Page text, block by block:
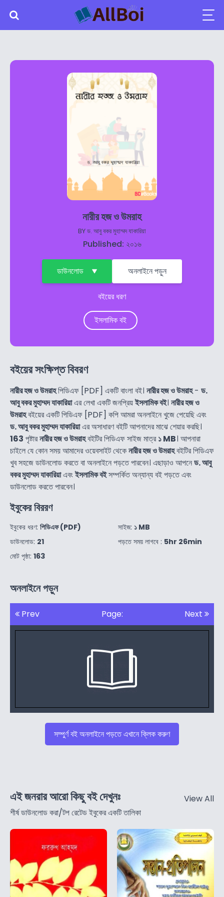
নারীর হজ ও উমরাহ
BYড. আবু বকর মুহাম্মদ যাকারিয়া
Published: ২০১৬
ডাউনলোড অনলাইনে পড়ুন
বইয়ের ধরণ
ইসলামিক বই
বইয়ের সংক্ষিপ্ত বিবরণ
নারীর হজ ও উমরাহপিডিএফ [PDF] একটি বাংলা বই। নারীর হজ ও উমরাহ- ড.
আবু বকর মুহাম্মদ যাকারিয়াএর লেখা একটি জনপ্রিয়ইসলামিক বই। নারীর হজ ও
উমরাহবইয়ের একটি পিডিএফ [PDF] কপি আমরা অনলাইনে খুজে পেয়েছি এবং
ড. আবু বকর মুহাম্মদ যাকারিয়াএর অসাধারণ বইটি আপনাদের মাঝে শেয়ার করছি।
163 পৃষ্টারনারীর হজ ও উমরাহবইটির পিডিএফ সাইজ মাত্র১ MB। আপনারা
চাইলে যে কোন সময় আমাদের ওয়েবসাইট থেকেনারীর হজ ও উমরাহবইটির পিডিএফ
খুব সহজে ডাউনলোড করতে বা অনলাইনে পড়তে পারবেন। এছাড়াও আপনেড. আবু
বকর মুহাম্মদ যাকারিয়াএবংইসলামিক বইসম্পর্কিত অন্যান্য বই পড়তে এবং
ডাউনলোড করতে পারবেন।
ইবুকের বিররণ
ইবুকের ধরণ: পিডিএফ (PDF)
ডাউনলোড: 21
মোট পৃষ্ঠা: 163
সাইজ: ১ MB
পড়তে সময় লাগবে : 5hr 26min
অনলাইনে পড়ুন
Prev Page: Next
সম্পুর্ণ বই অনলাইনে পড়তে এখানে ক্লিক করুণ
এই জনরার আরো কিছু বই দেখুনঃ
শীর্ষ ডাউনলোড করা/টপ রেটেড ইবুকের একটি তালিকা
View All